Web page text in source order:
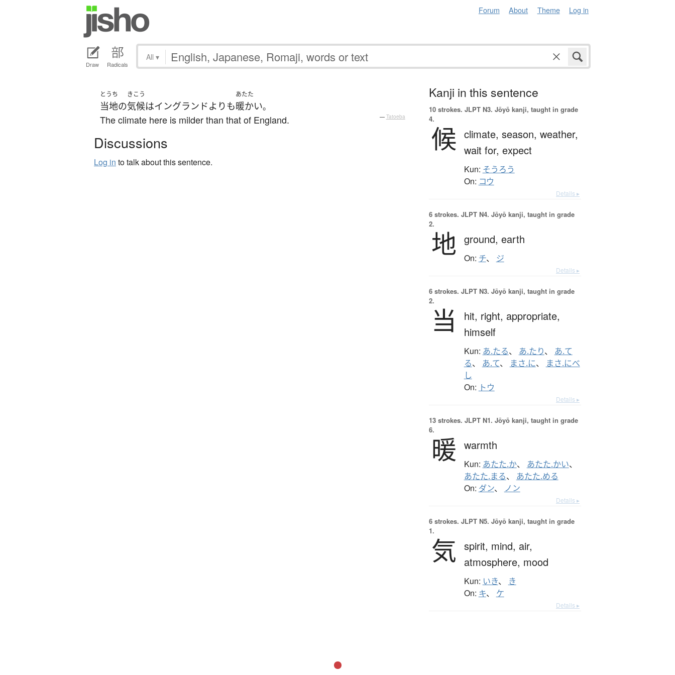
Forum About Theme Log in
Draw Radicals
All ▾
とうち
当地の
きこう
気候はイングランドよりも
あたた
暖かい。
The climate here is milder than that of England. — Tatoeba
Discussions
Log in to talk about this sentence.
Kanji in this sentence
10 strokes. JLPT N3. Jōyō kanji, taught in grade
4.
候 climate, season, weather,
wait for, expect
Kun: そうろう
On: コウ
Details ▸
6 strokes. JLPT N4. Jōyō kanji, taught in grade
2.
地 ground, earth
On: チ、 ジ
Details ▸
6 strokes. JLPT N3. Jōyō kanji, taught in grade
2.
当 hit, right, appropriate,
himself
Kun: あ.たる、 あ.たり、 あ.て
る、 あ.て、 まさ.に、
まさ.にべ
し
On: トウ
Details ▸
13 strokes. JLPT N1. Jōyō kanji, taught in grade
6.
暖 warmth
Kun: あたた.か、 あたた.かい、
あたた.まる、 あたた.める
On: ダン、 ノン
Details ▸
6 strokes. JLPT N5. Jōyō kanji, taught in grade
1.
気 spirit, mind, air,
atmosphere, mood
Kun: いき、 き
On: キ、 ケ
Details ▸